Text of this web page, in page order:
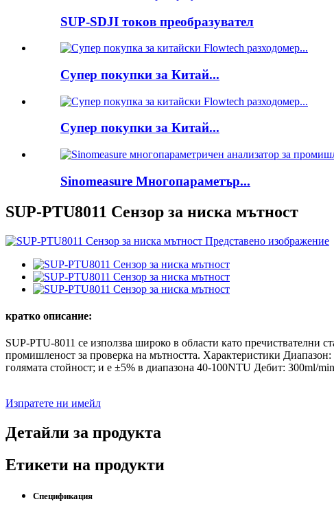
SUP-SDJI токов преобразувател
Супер покупки за Китай...
Супер покупки за Китай...
Sinomeasure Многопараметър...
SUP-PTU8011 Сензор за ниска мътност
кратко описание:
SUP-PTU-8011 се използва широко в области като пречиствателни
промишленост за проверка на мътността. Характеристики
голямата стойност; и е ±5% в диапазона 40-100NTU Дебит: 300ml/
Изпратете ни имейл
Детайли за продукта
Етикети на продукти
Спецификация